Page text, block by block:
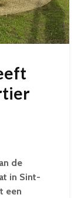
de
in Sint-
een